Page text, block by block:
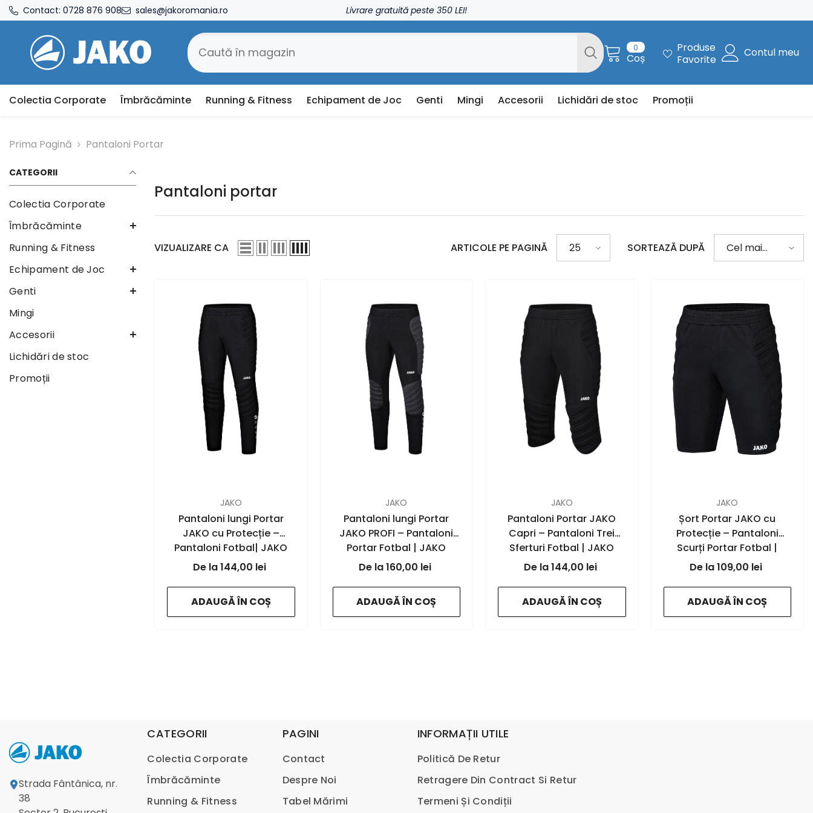
SARI LA CONȚINUT
Contact: 0728 876 908 sales@jakoromania.ro Livrare gratuită peste 350 LEI!
00
articole
Coș
Produse
Favorite
Contul meu
Colectia Corporate Îmbrăcăminte Running & Fitness Echipament de Joc Genti Mingi Accesorii Lichidări de stoc Promoții
Prima Pagină Pantaloni Portar
CATEGORII
Colectia Corporate
Îmbrăcăminte
Running & Fitness
Echipament de Joc
Genti
Mingi
Accesorii
Lichidări de stoc
Promoții
Pantaloni portar
VIZUALIZARE CA ARTICOLE PE PAGINĂ 25 SORTEAZĂ DUPĂ
Cel mai
bine
JAKO
Pantaloni lungi Portar
JAKO cu Protecție –
Pantaloni Fotbal| JAKO
Romania - black
144,00 lei
ADAUGĂ ÎN COȘ
JAKO
Pantaloni lungi Portar
JAKO PROFI – Pantaloni
Portar Fotbal | JAKO
Romania - black
160,00 lei
ADAUGĂ ÎN COȘ
JAKO
Pantaloni Portar JAKO
Capri – Pantaloni Trei
Sferturi Fotbal | JAKO
Romania - black
144,00 lei
ADAUGĂ ÎN COȘ
JAKO
Șort Portar JAKO cu
Protecție – Pantaloni
Scurți Portar Fotbal |
JAKO Romania- black
109,00 lei
ADAUGĂ ÎN COȘ
Strada Fântânica, nr.
38
CATEGORII
Colectia Corporate
Îmbrăcăminte
Running & Fitness
PAGINI
Contact
Despre Noi
Tabel Mărimi
INFORMAȚII UTILE
Politică De Retur
Retragere Din Contract Si Retur
Termeni Și Condiții